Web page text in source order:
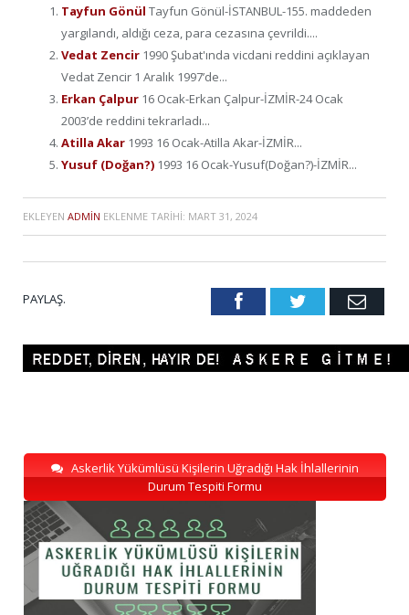
Tayfun Gönül Tayfun Gönül-İSTANBUL-155. maddeden
yargılandı, aldığı ceza, para cezasına çevrildi....
Vedat Zencir 1990 Şubat'ında vicdani reddini açıklayan
Vedat Zencir 1 Aralık 1997’de...
Erkan Çalpur 16 Ocak-Erkan Çalpur-İZMİR-24 Ocak
2003’de reddini tekrarladı...
Atilla Akar 1993 16 Ocak-Atilla Akar-İZMİR...
Yusuf (Doğan?) 1993 16 Ocak-Yusuf(Doğan?)-İZMİR...
EKLEYEN ADMIN EKLENME TARIHI: MART 31, 2024
PAYLAŞ. FacebookTwitter Email
Askerlik Yükümlüsü Kişilerin Uğradığı Hak İhlallerinin
Durum Tespiti Formu